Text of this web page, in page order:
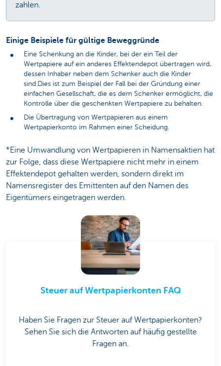
zahlen.
Einige Beispiele für gültige Beweggründe
Eine Schenkung an die Kinder, bei der ein Teil der
Wertpapiere auf ein anderes Effektendepot übertragen wird,
dessen Inhaber neben dem Schenker auch die Kinder
sind.Dies ist zum Beispiel der Fall bei der Gründung einer
einfachen Gesellschaft, die es dem Schenker ermöglicht, die
Kontrolle über die geschenkten Wertpapiere zu behalten.
Die Übertragung von Wertpapieren aus einem
Wertpapierkonto im Rahmen einer Scheidung.
*Eine Umwandlung von Wertpapieren in Namensaktien hat
zur Folge, dass diese Wertpapiere nicht mehr in einem
Effektendepot gehalten werden, sondern direkt im
Namensregister des Emittenten auf den Namen des
Eigentümers eingetragen werden.
Steuer auf Wertpapierkonten FAQ
Haben Sie Fragen zur Steuer auf Wertpapierkonten?
Sehen Sie sich die Antworten auf häufig gestellte
Fragen an.